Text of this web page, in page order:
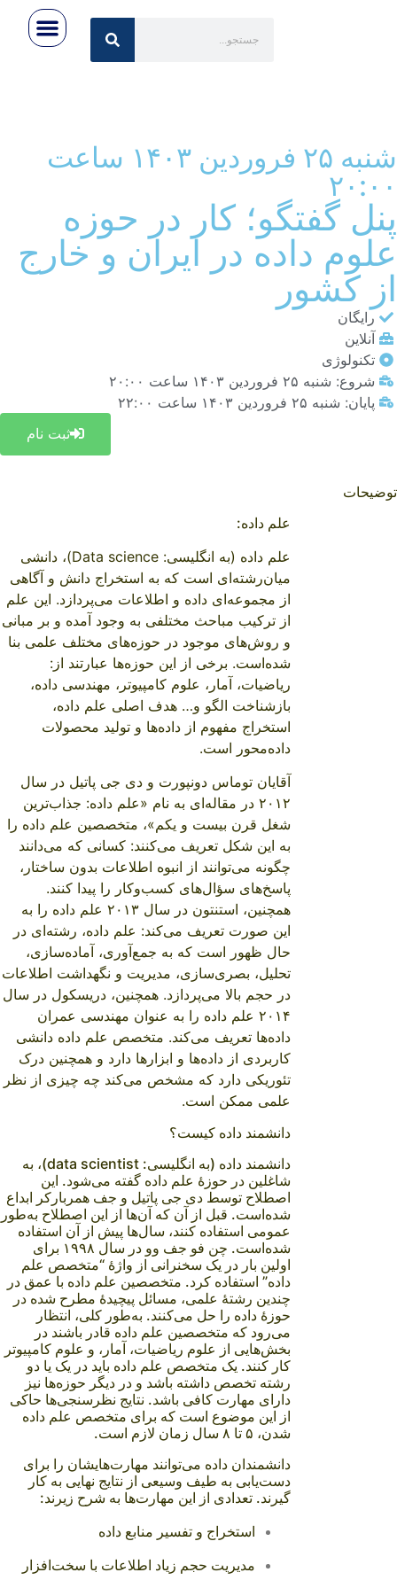
شنبه ۲۵ فروردین ۱۴۰۳ ساعت
۲۰:۰۰
پنل گفتگو؛ کار در حوزه
علوم داده در ایران و خارج
از کشور
رایگان
آنلاین
تکنولوژی
شروع: شنبه ۲۵ فروردین ۱۴۰۳ ساعت ۲۰:۰۰
پایان: شنبه ۲۵ فروردین ۱۴۰۳ ساعت ۲۲:۰۰
ثبت نام
توضیحات
علم داده:
علم داده (به انگلیسی: Data science)
، دانشی
میان‌رشته‌ای است که به استخراج دانش و آگاهی
از مجموعه‌ای داده و اطلاعات می‌پردازد. این علم
از ترکیب مباحث مختلفی به وجود آمده و بر مبانی
و روش‌های موجود در حوزه‌های مختلف علمی بنا
شده‌است. برخی از این حوزه‌ها عبارتند از:
ریاضیات، آمار، علوم کامپیوتر، مهندسی داده،
بازشناخت الگو و… هدف اصلی علم داده،
استخراج مفهوم از داده‌ها و تولید محصولات
داده‌محور است.
آقایان توماس دونپورت و دی جی پاتیل در سال
۲۰۱۲ در مقاله‌ای به نام «
علم داده: جذاب‌ترین
شغل قرن بیست و یکم»، متخصصین علم داده را
به این شکل تعریف می‌کنند: کسانی که می‌دانند
چگونه می‌توانند از انبوه اطلاعات بدون ساختار،
پاسخ‌های سؤال‌های کسب‌وکار را پیدا کنند.
همچنین، استنتون در سال ۲۰۱۳ علم داده را به
این صورت تعریف می‌کند: علم داده، رشته‌ای در
حال ظهور است که به جمع‌آوری، آماده‌سازی،
تحلیل، بصری‌سازی، مدیریت و نگهداشت اطلاعات
در حجم بالا می‌پردازد. همچنین، دریسکول در سال
۲۰۱۴ علم داده را به عنوان مهندسی عمران
داده‌ها تعریف می‌کند. متخصص علم داده دانشی
کاربردی از داده‌ها و ابزارها دارد و همچنین درک
تئوریکی دارد که مشخص می‌کند چه چیزی از نظر
علمی ممکن است.
دانشمند داده کیست؟
دانشمند داده (به انگلیسی: data scientist)
، به
شاغلین در حوزهٔ علم داده گفته می‌شود. این
اصطلاح توسط دی جی پاتیل و جف همربارکر ابداع
شده‌است. قبل از آن که آن‌ها از این اصطلاح به‌طور
عمومی استفاده کنند، سال‌ها پیش از آن استفاده
شده‌است. چن فو جف وو در سال ۱۹۹۸ برای
اولین بار در یک سخنرانی از واژهٔ “متخصص علم
داده” استفاده کرد. متخصصین علم داده با عمق در
چندین رشتهٔ علمی، مسائل پیچیدهٔ مطرح شده در
حوزهٔ داده را حل می‌کنند. به‌طور کلی، انتظار
می‌رود که متخصصین علم داده قادر باشند در
بخش‌هایی از علوم ریاضیات، آمار، و علوم کامپیوتر
کار کنند. یک متخصص علم داده باید در یک یا دو
رشته تخصص داشته باشد و در دیگر حوزه‌ها نیز
دارای مهارت کافی باشد. نتایج نظرسنجی‌ها حاکی
از این موضوع است که برای متخصص علم داده
شدن، ۵ تا ۸ سال زمان لازم است.
دانشمندان داده می‌توانند مهارت‌هایشان را برای
دست‌یابی به طیف وسیعی از نتایج نهایی به کار
گیرند. تعدادی از این مهارت‌ها به شرح زیرند:
استخراج و تفسیر منابع داده
مدیریت حجم زیاد اطلاعات با سخت‌افزار